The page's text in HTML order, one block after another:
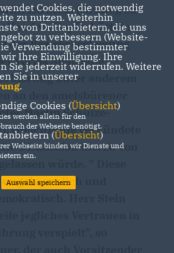
Stein (Grüne), zu
Kopfschütteln.
der Bezirksvertretung
verlas Stein eine
unter anderem
an den amelsbürener
Martin Schulze-
Gleichzeitig verkündete
Diskussion hierzu von
würde. " Diese
und
Cookies, die notwendig
zu nutzen. Weiterhin
von Drittanbietern, die uns
zu verbessern (Website-
Verwendung bestimmter
Ihre Einwilligung. Ihre
Sie jederzeit widerrufen. Weitere
Sie in unserer
.
Cookies (Übersicht)
werden allein für den
der Webseite benötigt.
(Übersicht)
Webseite binden wir Dienste und
ein.
Auswahl speichern